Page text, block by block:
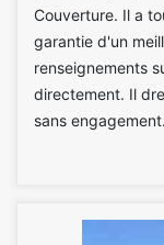
Couverture. Il a
garantie d'un
renseignements
directement. Il
sans engagement.